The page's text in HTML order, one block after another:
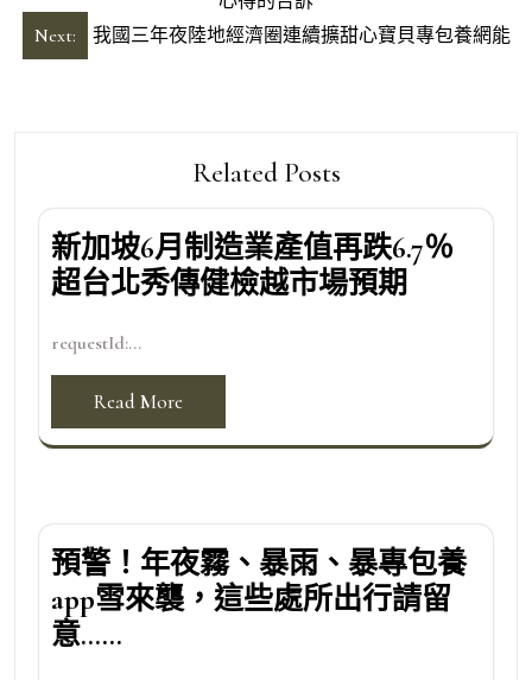
導
覽Next:
我國三年夜陸地經濟圈連續擴甜心寶貝專包養網能
Related Posts
新加坡6月制造業產值再跌6.7％
超台北秀傳健檢越市場預期
requestId:...
Read More
預警！年夜霧、暴雨、暴專包養
app雪來襲，這些處所出行請留
意……